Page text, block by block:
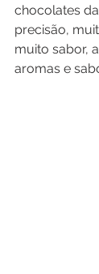
chocolates
precisão,
muito sabor,
aromas e